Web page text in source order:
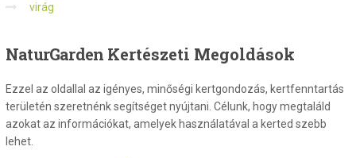
virág
NaturGarden Kertészeti Megoldások
Ezzel az oldallal az igényes, minőségi kertgondozás, kertfenntartás
területén szeretnénk segítséget nyújtani. Célunk, hogy megtaláld
azokat az információkat, amelyek használatával a kerted szebb
lehet.